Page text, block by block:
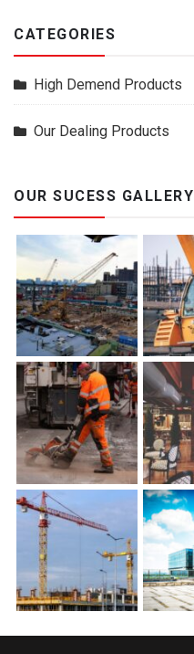
CATEGORIES
High Demend Products
Our Dealing Products
OUR SUCESS GALLERY